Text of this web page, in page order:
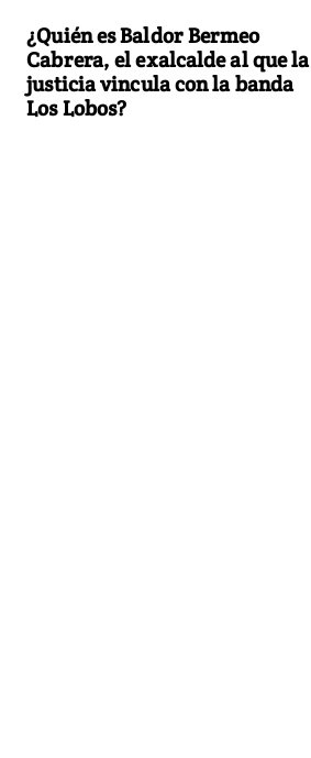
¿Quién es Baldor Bermeo
Cabrera, el exalcalde al que la
justicia vincula con la banda
Los Lobos?